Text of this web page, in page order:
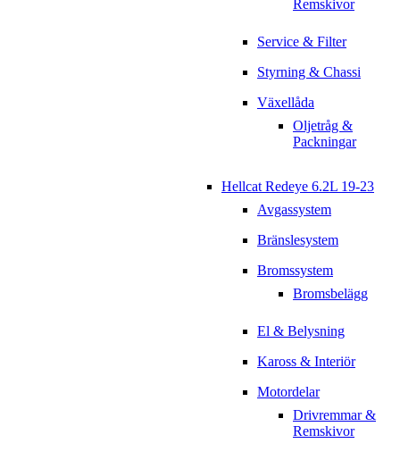
Remskivor
Service & Filter
Styrning & Chassi
Växellåda
Oljetråg &
Packningar
Hellcat Redeye 6.2L 19-23
Avgassystem
Bränslesystem
Bromssystem
Bromsbelägg
El & Belysning
Kaross & Interiör
Motordelar
Drivremmar &
Remskivor